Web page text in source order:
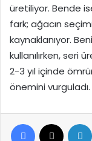
üretiliyor. Bende
fark; ağacın
kaynaklanıyor.
kullanılırken, seri
2-3 yıl içinde
önemini vurguladı.
Facebook